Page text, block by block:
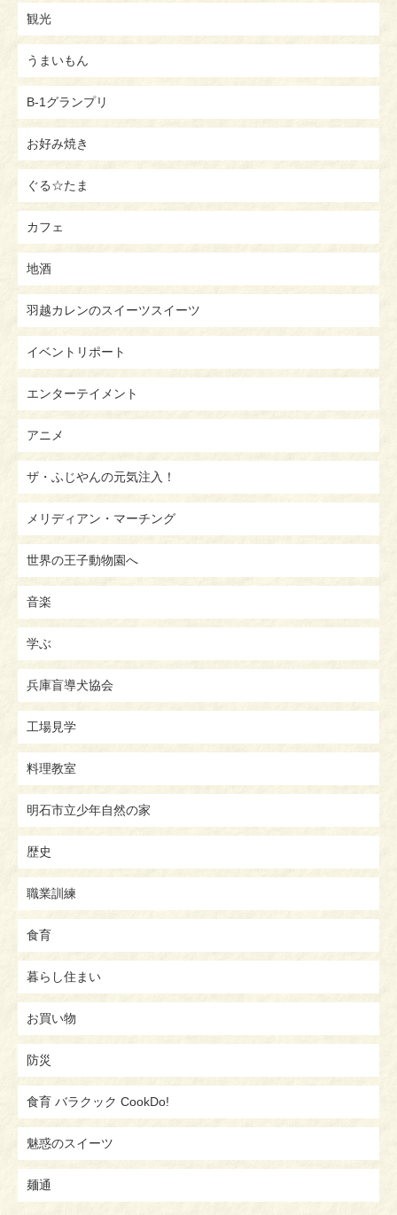
観光
うまいもん
B-1グランプリ
お好み焼き
ぐる☆たま
カフェ
地酒
羽越カレンのスイーツスイーツ
イベントリポート
エンターテイメント
アニメ
ザ・ふじやんの元気注入！
メリディアン・マーチング
世界の王子動物園へ
音楽
学ぶ
兵庫盲導犬協会
工場見学
料理教室
明石市立少年自然の家
歴史
職業訓練
食育
暮らし住まい
お買い物
防災
食育 バラクック CookDo!
魅惑のスイーツ
麺通